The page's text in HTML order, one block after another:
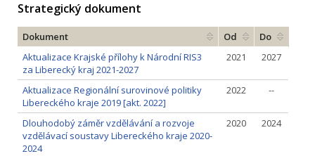
Strategický dokument
Dokument Od
Do
Aktualizace Krajské přílohy k Národní RIS3
za Liberecký kraj 2021-2027
2021 2027
Aktualizace Regionální surovinové politiky
Libereckého kraje 2019 [akt. 2022]
2022 --
Dlouhodobý záměr vzdělávání a rozvoje
vzdělávací soustavy Libereckého kraje 2020-
2024
2020 2024